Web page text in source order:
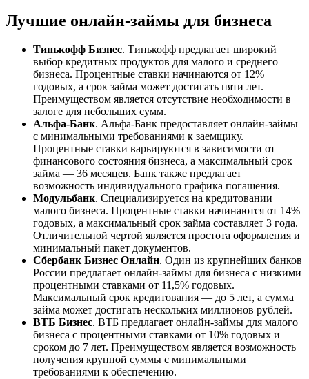
Лучшие онлайн-займы для бизнеса
Тинькофф Бизнес. Тинькофф предлагает широкий
выбор кредитных продуктов для малого и среднего
бизнеса. Процентные ставки начинаются от 12%
годовых, а срок займа может достигать пяти лет.
Преимуществом является отсутствие необходимости в
залоге для небольших сумм.
Альфа-Банк. Альфа-Банк предоставляет онлайн-займы
с минимальными требованиями к заемщику.
Процентные ставки варьируются в зависимости от
финансового состояния бизнеса, а максимальный срок
займа — 36 месяцев. Банк также предлагает
возможность индивидуального графика погашения.
Модульбанк. Специализируется на кредитовании
малого бизнеса. Процентные ставки начинаются от 14%
годовых, а максимальный срок займа составляет 3 года.
Отличительной чертой является простота оформления и
минимальный пакет документов.
Сбербанк Бизнес Онлайн. Один из крупнейших банков
России предлагает онлайн-займы для бизнеса с низкими
процентными ставками от 11,5% годовых.
Максимальный срок кредитования — до 5 лет, а сумма
займа может достигать нескольких миллионов рублей.
ВТБ Бизнес. ВТБ предлагает онлайн-займы для малого
бизнеса с процентными ставками от 10% годовых и
сроком до 7 лет. Преимуществом является возможность
получения крупной суммы с минимальными
требованиями к обеспечению.